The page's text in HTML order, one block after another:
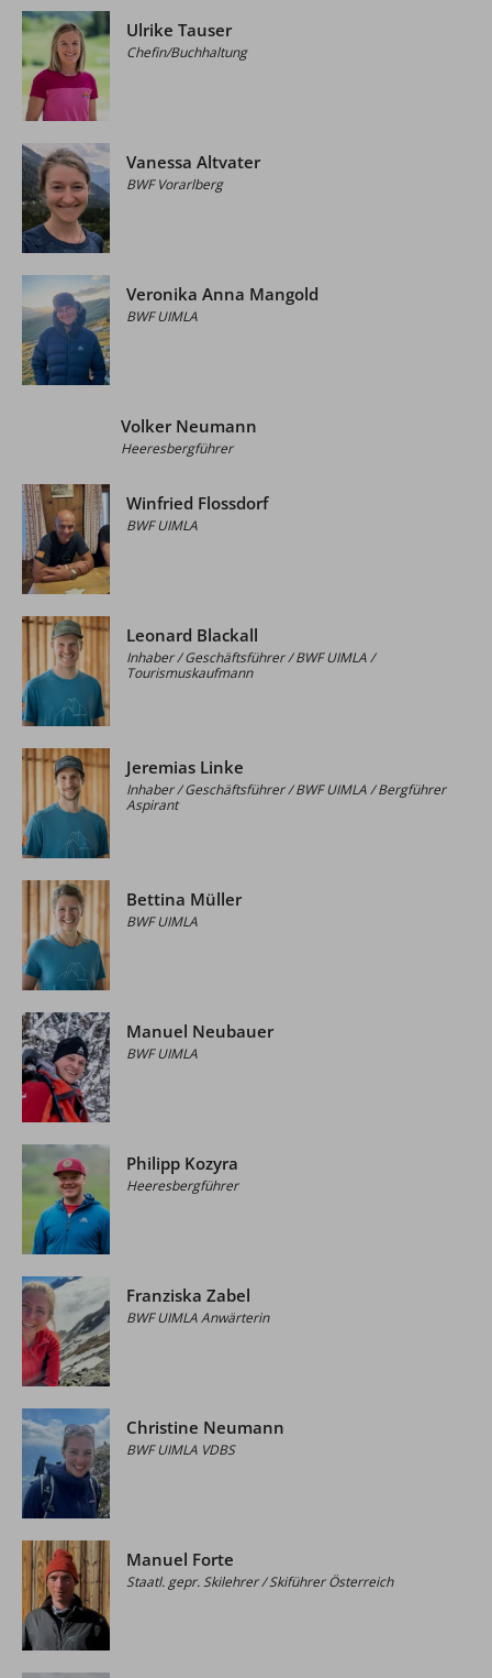
Ulrike Tauser
Chefin/Buchhaltung
Vanessa Altvater
BWF Vorarlberg
Veronika Anna Mangold
BWF UIMLA
Volker Neumann
Heeresbergführer
Winfried Flossdorf
BWF UIMLA
Leonard Blackall
Inhaber / Geschäftsführer / BWF UIMLA /
Tourismuskaufmann
Jeremias Linke
Inhaber / Geschäftsführer / BWF UIMLA / Bergführer
Aspirant
Bettina Müller
BWF UIMLA
Manuel Neubauer
BWF UIMLA
Philipp Kozyra
Heeresbergführer
Franziska Zabel
BWF UIMLA Anwärterin
Christine Neumann
BWF UIMLA VDBS
Manuel Forte
Staatl. gepr. Skilehrer / Skiführer Österreich